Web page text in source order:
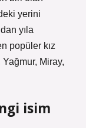
yerini
yıla
popüler kız
Miray,
isim